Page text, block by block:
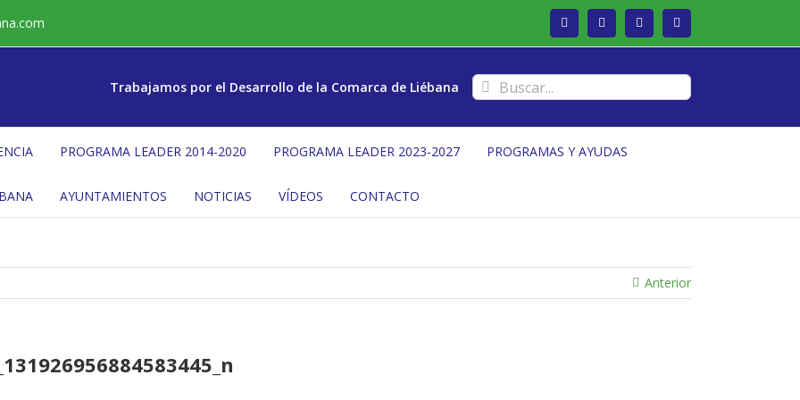
Facebook Twitter Instagram
Trabajamos por el Desarrollo de la Comarca de Liébana Buscar:
PROGRAMA LEADER 2014-2020 PROGRAMA LEADER 2023-2027 PROGRAMAS Y AYUDAS
AYUNTAMIENTOS NOTICIAS VÍDEOS CONTACTO
Anterior